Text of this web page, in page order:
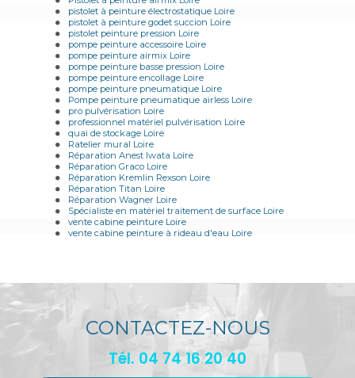
pistolet à peinture électrostatique Loire
pistolet à peinture godet succion Loire
pistolet peinture pression Loire
pompe peinture accessoire Loire
pompe peinture airmix Loire
pompe peinture basse pression Loire
pompe peinture encollage Loire
pompe peinture pneumatique Loire
Pompe peinture pneumatique airless Loire
pro pulvérisation Loire
professionnel matériel pulvérisation Loire
quai de stockage Loire
Ratelier mural Loire
Réparation Anest Iwata Loire
Réparation Graco Loire
Réparation Kremlin Rexson Loire
Réparation Titan Loire
Réparation Wagner Loire
Spécialiste en matériel traitement de surface Loire
vente cabine peinture Loire
vente cabine peinture à rideau d'eau Loire
CONTACTEZ-NOUS
Tél. 04 74 16 20 40